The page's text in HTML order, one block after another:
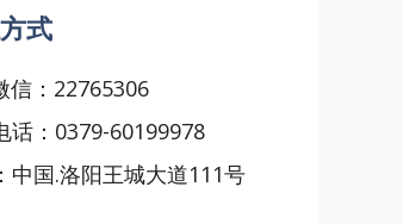
式
信：22765306
话：0379-60199978
中国.洛阳王城大道111号